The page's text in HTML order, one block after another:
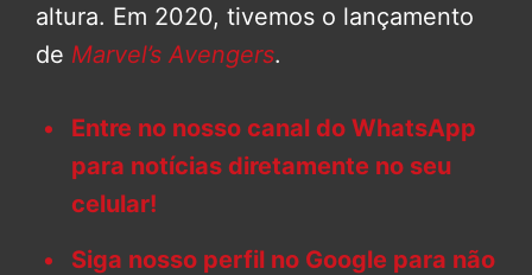
altura. Em 2020, tivemos o lançamento
de Marvel’s Avengers.
Entre no nosso canal do WhatsApp
para notícias diretamente no seu
celular!
Siga nosso perfil no Google para não